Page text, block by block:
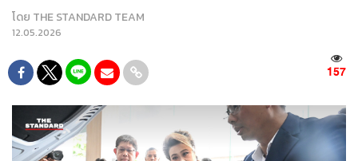
โดย THE STANDARD TEAM
12.05.2026
157